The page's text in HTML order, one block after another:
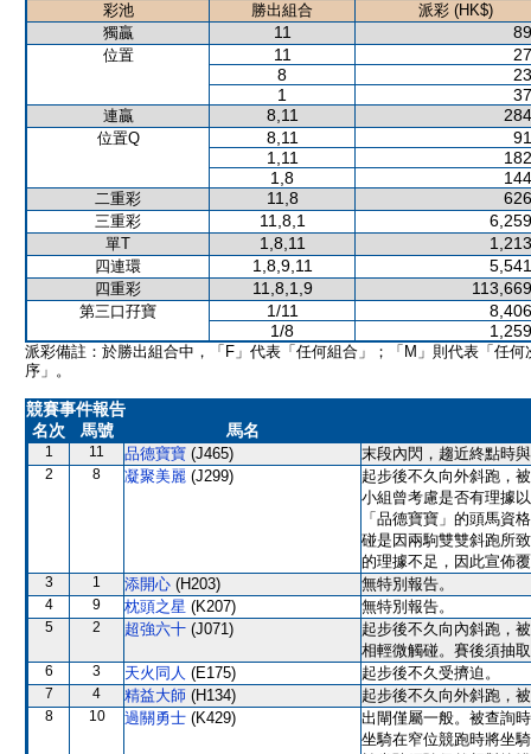
彩池 勝出組合
派彩 (HK$)
獨贏
11
位置 11
8
1
連贏 8,11
位置Q 8,11
1,11
1,8
二重彩 11,8
三重彩 11,8,1
單T 1,8,11
四連環 1,8,9,11
四重彩 11,8,1,9
第三口孖寶 1/11
1/8
派彩備註：於勝出組合中，「F」代表「任何組合」；「M」則代表「任何
序」。
競賽事件報告
名次
馬號 馬名
1 11 品德寶寶 (J465) 末段內閃，趨近終點時
2 8 凝聚美麗 (J299)
起步後不久向外斜跑，
小組曾考慮是否有理據
「品德寶寶」的頭馬資
碰是因兩駒雙雙斜跑所
的理據不足，因此宣佈
3 1 添開心 (H203) 無特別報告。
4 9 枕頭之星 (K207) 無特別報告。
5 2 超強六十 (J071)
起步後不久向內斜跑，
相輕微觸碰。賽後須抽
6 3 天火同人 (E175) 起步後不久受擠迫。
7 4 精益大師 (H134) 起步後不久向外斜跑，
8 10 過關勇士 (K429)
出閘僅屬一般。被查詢
坐騎在窄位競跑時將坐